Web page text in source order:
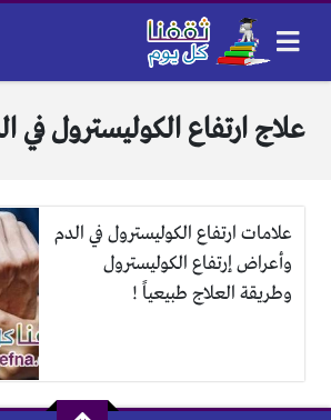
علاج ارتفاع الكوليسترول في
علامات ارتفاع الكوليسترول في الدم
وأعراض إرتفاع الكوليسترول
وطريقة العلاج طبيعياً !